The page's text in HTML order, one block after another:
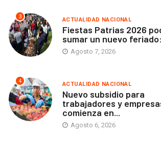
3 ACTUALIDAD NACIONAL
Fiestas Patrias 2026
sumar un nuevo
Agosto 7, 2026
4 ACTUALIDAD NACIONAL
Nuevo subsidio para
trabajadores y
comienza en...
Agosto 6, 2026